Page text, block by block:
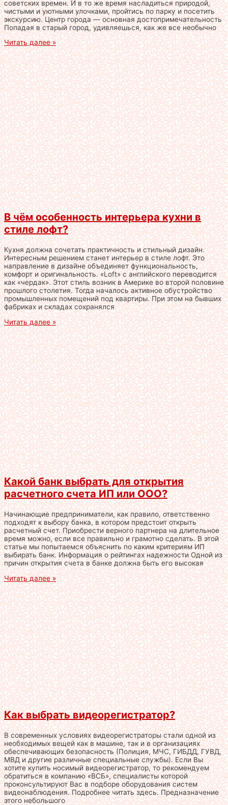
советских времен. И в то же время насладиться природой,
чистыми и уютными улочками, пройтись по парку и посетить
экскурсию. Центр города — основная достопримечательность
Попадая в старый город, удивляешься, как же все необычно
Читать далее »
В чём особенность интерьера кухни в
стиле лофт?
Кухня должна сочетать практичность и стильный дизайн.
Интересным решением станет интерьер в стиле лофт. Это
направление в дизайне объединяет функциональность,
комфорт и оригинальность. «Loft» с английского переводится
как «чердак». Этот стиль возник в Америке во второй половине
прошлого столетия. Тогда началось активное обустройство
промышленных помещений под квартиры. При этом на бывших
фабриках и складах сохранялся
Читать далее »
Какой банк выбрать для открытия
расчетного счета ИП или ООО?
Начинающие предприниматели, как правило, ответственно
подходят к выбору банка, в котором предстоит открыть
расчетный счет. Приобрести верного партнера на длительное
время можно, если все правильно и грамотно сделать. В этой
статье мы попытаемся объяснить по каким критериям ИП
выбирать банк. Информация о рейтингах надежности Одной из
причин открытия счета в банке должна быть его высокая
Читать далее »
Как выбрать видеорегистратор?
В современных условиях видеорегистраторы стали одной из
необходимых вещей как в машине, так и в организациях
обеспечивающих безопасность (Полиция, МЧС, ГИБДД, ГУВД,
МВД и другие различные специальные службы). Если Вы
хотите купить носимый видеорегистратор, то рекомендуем
обратиться в компанию «ВСБ», специалисты которой
проконсультируют Вас в подборе оборудования систем
видеонаблюдения. Подробнее читать здесь. Предназначение
этого небольшого